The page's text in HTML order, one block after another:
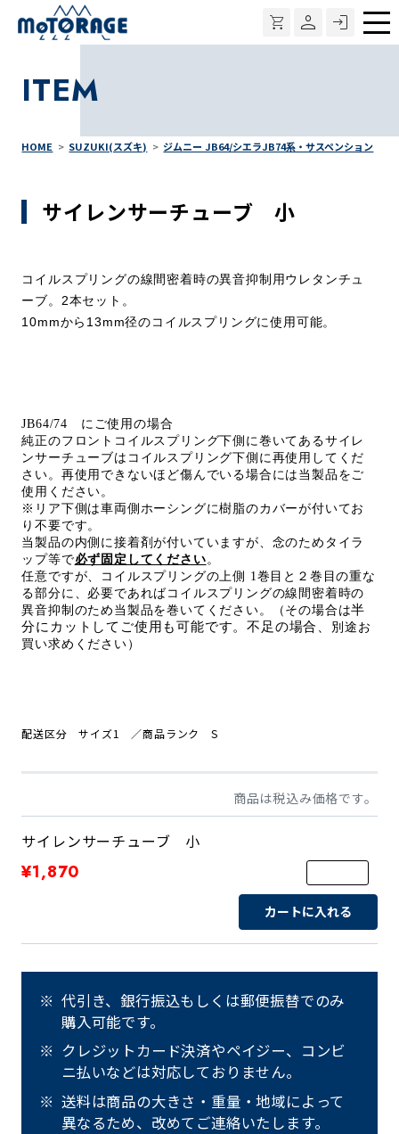
ITEM
HOME SUZUKI(スズキ) ジムニー JB64/シエラJB74系・サスペンション
サイレンサーチューブ 小
コイルスプリングの線間密着時の異音抑制用ウレタンチュ
ーブ。2本セット。
10mmから13mm径のコイルスプリングに使用可能。
JB64/74 にご使用の場合
純正のフロントコイルスプリング下側に巻いてあるサイレ
ンサーチューブはコイルスプリング下側に再使用してくだ
さい。再使用できないほど傷んでいる場合には当製品をご
使用ください。
※ リア下側は車両側ホーシングに樹脂のカバーが付いてお
り不要です。
当製品の内側に接着剤が付いていますが、念のためタイラ
ップ等で必ず固定してください 。
任意ですが、コイルスプリングの上側 1 巻目と２巻目の重な
る部分に、必要であればコイルスプリングの線間密着時の
異音抑制のため当製品を巻いてください 。（その場合は半
分にカットしてご使用も可能です。不足の場合、 別途お
買い求めください）
配送区分 サイズ1 ／商品ランク S
商品は税込み価格です。
サイレンサーチューブ 小
¥1,870
カートに入れる
代引き、銀行振込もしくは郵便振替でのみ
購入可能です。
クレジットカード決済やペイジー、コンビ
ニ払いなどは対応しておりません。
送料は商品の大きさ・重量・地域によって
異なるため、改めてご連絡いたします。
メ